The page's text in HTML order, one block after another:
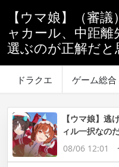
【ウマ娘】（審
ャカール、中距
選ぶのが正解だと
ドラクエ ゲーム総合
【ウマ娘】逃
ィル一択なのだ
08/06 12:01